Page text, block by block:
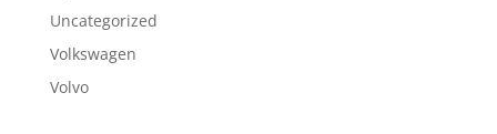
Uncategorized
Volkswagen
Volvo